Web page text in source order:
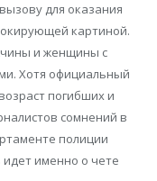
для оказания
картиной.
и женщины с
Хотя официальный
погибших и
сомнений в
полиции
именно о чете